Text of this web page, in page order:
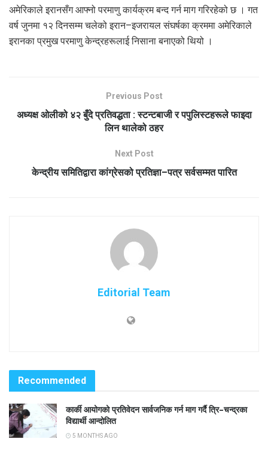
अमेरिकाले इरानसँग आफ्नो परमाणु कार्यक्रम बन्द गर्न माग गरिरहेको छ । गत
वर्ष जुनमा १२ दिनसम्म चलेको इरान–इजरायल संघर्षका क्रममा अमेरिकाले
इरानका प्रमुख परमाणु केन्द्रहरूलाई निसाना बनाएको थियो ।
Previous Post
अध्यक्ष ओलीको ४२ बुँदे प्रतिवद्धता : स्टन्टबाजी र पपुलिस्टहरूले फाइदा
लिन थालेको ठहर
Next Post
केन्द्रीय समितिद्वारा कांग्रेसको प्रतिज्ञा–पत्र सर्वसम्मत पारित
Editorial Team
Recommended
कार्की आयोगको प्रतिवेदन सार्वजनिक गर्न माग गर्दै त्रि–चन्द्रका
विद्यार्थी आन्दोलित
5 MONTHS AGO